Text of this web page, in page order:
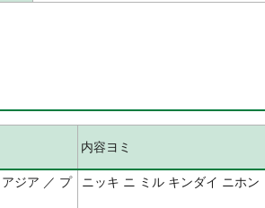
内容ヨミ
ジア ／ プ
ニッキ ニ ミル キンダイ ニホン